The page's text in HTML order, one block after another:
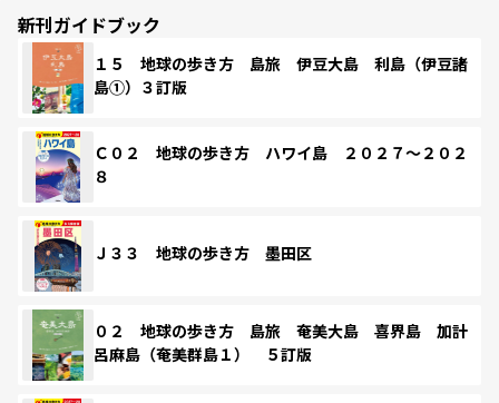
新刊ガイドブック
１５ 地球の歩き方 島旅 伊豆大島 利島（伊豆諸
島①）３訂版
Ｃ０２ 地球の歩き方 ハワイ島 ２０２７～２０２
８
Ｊ３３ 地球の歩き方 墨田区
０２ 地球の歩き方 島旅 奄美大島 喜界島 加計
呂麻島（奄美群島１） ５訂版